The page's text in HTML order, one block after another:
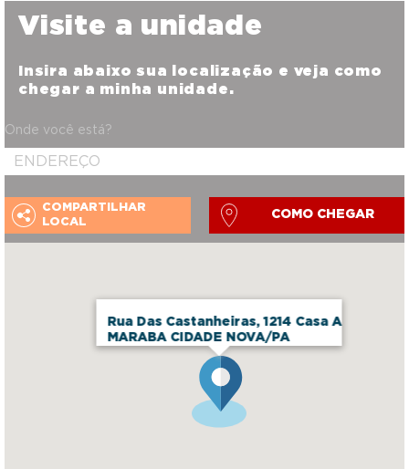
Rua Das Castanheiras, 1214 Casa A
MARABA CIDADE NOVA/PA
Visite a unidade
Insira abaixo sua localização e veja como
chegar a minha unidade.
Onde você está?
COMPARTILHAR
LOCAL
COMO CHEGAR